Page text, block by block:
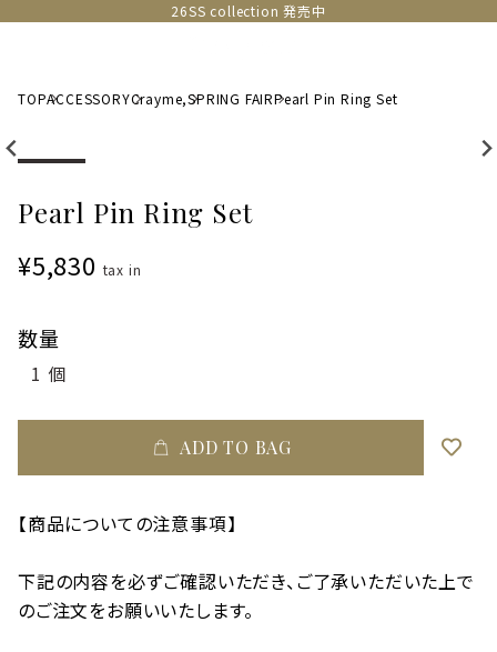
26SS collection 発売中
TOPACCESSORYCrayme,SPRING FAIRPearl Pin Ring Set
Pearl Pin Ring Set
¥5,830 tax in
数量
ADD TO BAG
【商品についての注意事項】
下記の内容を必ずご確認いただき、ご了承いただいた上で
のご注文をお願いいたします。